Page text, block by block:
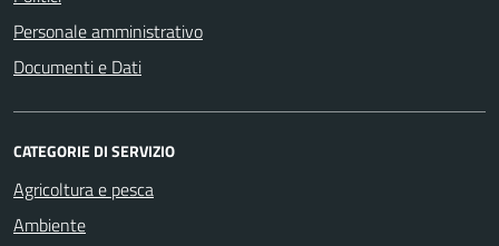
Personale amministrativo
Documenti e Dati
CATEGORIE DI SERVIZIO
Agricoltura e pesca
Ambiente